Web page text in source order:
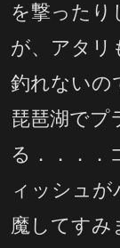
を撃ったり
が、アタリ
釣れないの
琵琶湖でプ
る．．．．
ィッシュ
魔してすみ